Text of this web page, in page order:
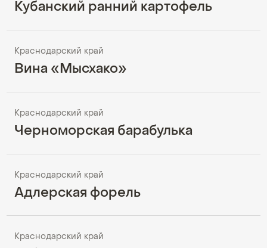
Кубанский ранний картофель
Краснодарский край
Вина «Мысхако»
Краснодарский край
Черноморская барабулька
Краснодарский край
Адлерская форель
Краснодарский край